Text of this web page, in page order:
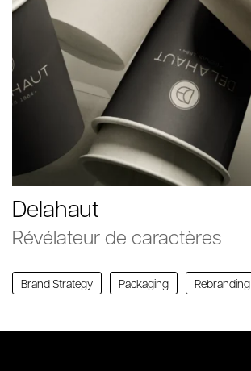
Delahaut
Brand Strategy Packaging Rebranding
Révélateur de caractères